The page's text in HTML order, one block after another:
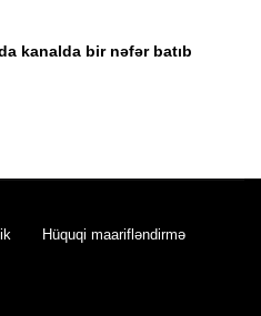
kanalda bir nəfər batıb
partlayış oldu, 2 nəfər öldü,
Hüquqi maarifləndirmə